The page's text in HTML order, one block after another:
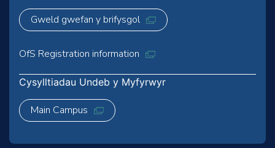
Gweld gwefan y brifysgol
OfS Registration information
Cysylltiadau Undeb y Myfyrwyr
Main Campus